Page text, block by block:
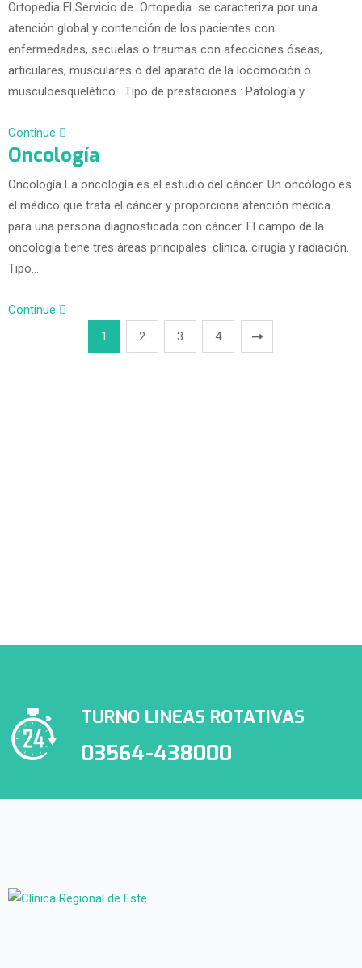
Ortopedia El Servicio de Ortopedia se caracteriza por una
atención global y contención de los pacientes con
enfermedades, secuelas o traumas con afecciones óseas,
articulares, musculares o del aparato de la locomoción o
musculoesquelético. Tipo de prestaciones : Patología y…
Continue
Oncología
Oncología La oncología es el estudio del cáncer. Un oncólogo es
el médico que trata el cáncer y proporciona atención médica
para una persona diagnosticada con cáncer. El campo de la
oncología tiene tres áreas principales: clínica, cirugía y radiación.
Tipo…
Continue
1
2 3 4
TURNO LINEAS ROTATIVAS
03564-438000